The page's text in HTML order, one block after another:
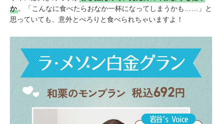
か 。「こんなに食べたらおなか一杯になってしまうかも……」と
思っていても、意外とぺろりと食べられちゃいますよ！